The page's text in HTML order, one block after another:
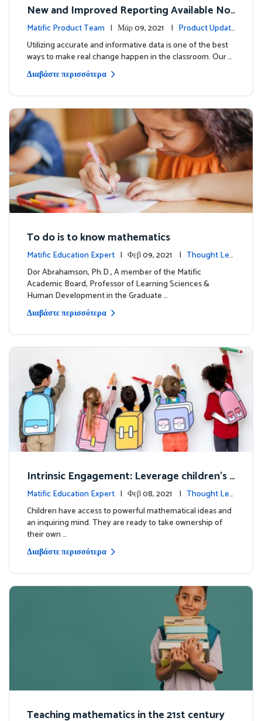
New and Improved Reporting Available No
w!
Matific Product Team | Μάρ 09, 2021 | Product Updat
es
Utilizing accurate and informative data is one of the best
ways to make real change happen in the classroom. Our …
Διαβάστε περισσότερα
To do is to know mathematics
Matific Education Expert | Φεβ 09, 2021 | Thought Lea
dership
Dor Abrahamson, Ph.D., A member of the Matific
Academic Board, Professor of Learning Sciences &
Human Development in the Graduate …
Διαβάστε περισσότερα
Intrinsic Engagement: Leverage children's
mathematical potential and inquiring mind
Matific Education Expert | Φεβ 08, 2021 | Thought Lea
dership
Children have access to powerful mathematical ideas and
an inquiring mind. They are ready to take ownership of
their own …
Διαβάστε περισσότερα
Teaching mathematics in the 21st century